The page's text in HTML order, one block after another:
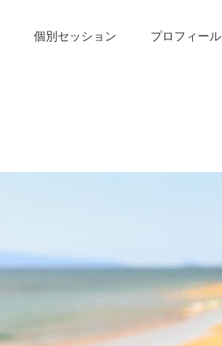
個別セッション プロフィール